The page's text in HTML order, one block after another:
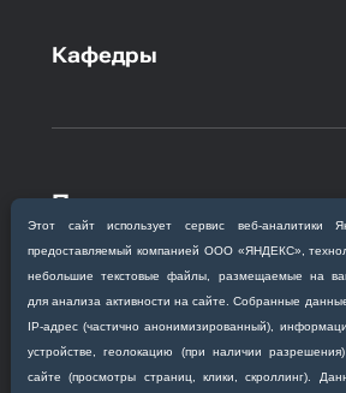
Этот сайт использует сервис веб‑аналитики
предоставляемый компанией ООО «ЯНДЕКС»,
небольшие текстовые файлы, размещаемые на
для анализа активности на сайте. Собранные
IP‑адрес (частично анонимизированный),
устройстве, геолокацию (при наличии
сайте (просмотры страниц, клики, скроллинг).
Кафедры
Приемная комиссия
Благовещенск, ул.
+7 (4162) 319‒016
abitur@amursma.su
Сведения об
организации